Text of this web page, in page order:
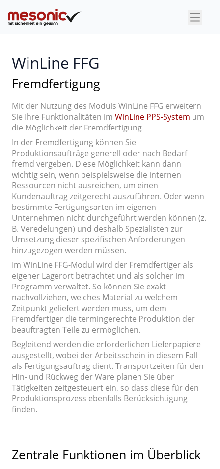
×
WinLine FFG
Fremdfertigung
Mit der Nutzung des Moduls WinLine FFG erweitern
Sie Ihre Funktionalitäten im WinLine PPS-System um
die Möglichkeit der Fremdfertigung.
In der Fremdfertigung können Sie
Produktionsaufträge generell oder nach Bedarf
fremd vergeben. Diese Möglichkeit kann dann
wichtig sein, wenn beispielsweise die internen
Ressourcen nicht ausreichen, um einen
Kundenauftrag zeitgerecht auszuführen. Oder wenn
bestimmte Fertigungsarten im eigenen
Unternehmen nicht durchgeführt werden können (z.
B. Veredelungen) und deshalb Spezialisten zur
Umsetzung dieser spezifischen Anforderungen
hinzugezogen werden müssen.
Im WinLine FFG-Modul wird der Fremdfertiger als
eigener Lagerort betrachtet und als solcher im
Programm verwaltet. So können Sie exakt
nachvollziehen, welches Material zu welchem
Zeitpunkt geliefert werden muss, um dem
Fremdfertiger die termingerechte Produktion der
beauftragten Teile zu ermöglichen.
Begleitend werden die erforderlichen Lieferpapiere
ausgestellt, wobei der Arbeitsschein in diesem Fall
als Fertigungsauftrag dient. Transportzeiten für den
Hin- und Rückweg der Ware planen Sie über
Tätigkeiten zeitgesteuert ein, so dass diese für den
Produktionsprozess ebenfalls Berücksichtigung
finden.
Zentrale Funktionen im Überblick